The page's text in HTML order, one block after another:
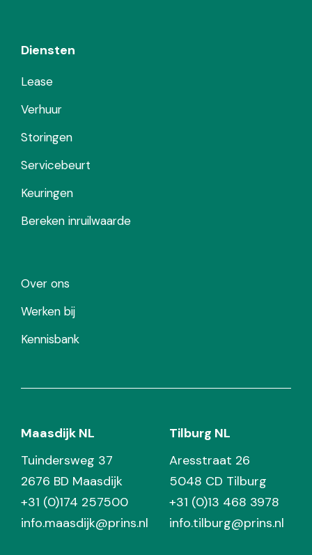
Diensten
Lease
Verhuur
Storingen
Servicebeurt
Keuringen
Bereken inruilwaarde
Over ons
Werken bij
Kennisbank
Maasdijk NL
Tuindersweg 37
2676 BD Maasdijk
+31 (0)174 257500
info.maasdijk@prins.nl
Tilburg NL
Aresstraat 26
5048 CD Tilburg
+31 (0)13 468 3978
info.tilburg@prins.nl